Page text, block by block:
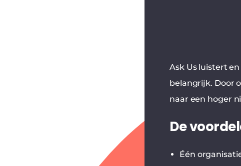
Ask Us luistert
belangrijk. Door
naar een hoger
De
Één